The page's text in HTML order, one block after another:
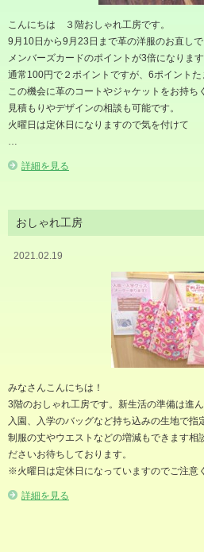
こんにちは ３階おしゃれ工房です。
9月10日から9月23日まで革の洋服のお直しで
メンバーズカードのポイントが3倍になります
通常100円で２ポイントですが、6ポイントた
この機会に革のコートやジャケットをお持ち
見積もりやデザインの相談も可能です。
火曜日は定休日になりますので気を付けて
詳細を見る
おしゃれ工房
2021.02.19
みなさんこんにちは！
3階のおしゃれ工房です。新生活の準備は進
入園、入学のバッグなど持ち込みの生地で指
制服の丈やウエストなどの増減もできます相
ださいお待ちしております。
※火曜日は定休日になっていますのでご注意
詳細を見る